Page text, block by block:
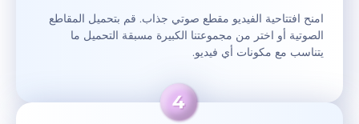
امنح افتتاحية الفيديو مقطع صوتي جذاب. قم بتحميل المقاطع
الصوتية أو اختر من مجموعتنا الكبيرة مسبقة التحميل ما
يتناسب مع مكونات أي فيديو.